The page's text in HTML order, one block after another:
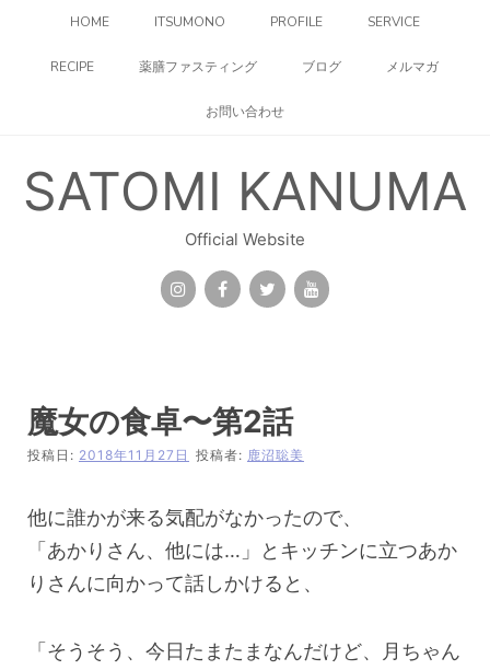
HOME ITSUMONO PROFILE SERVICE
RECIPE 薬膳ファスティング ブログ メルマガ
お問い合わせ
SATOMI KANUMA
Official Website
魔女の食卓〜第2話
投稿日: 2018年11月27日 投稿者: 鹿沼聡美
他に誰かが来る気配がなかったので、
「あかりさん、他には…」とキッチンに立つあか
りさんに向かって話しかけると、
「そうそう、今日たまたまなんだけど、月ちゃん